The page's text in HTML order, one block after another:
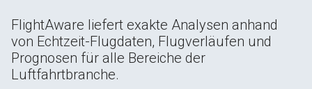
FlightAware liefert exakte Analysen anhand
von Echtzeit-Flugdaten, Flugverläufen und
Prognosen für alle Bereiche der
Luftfahrtbranche.